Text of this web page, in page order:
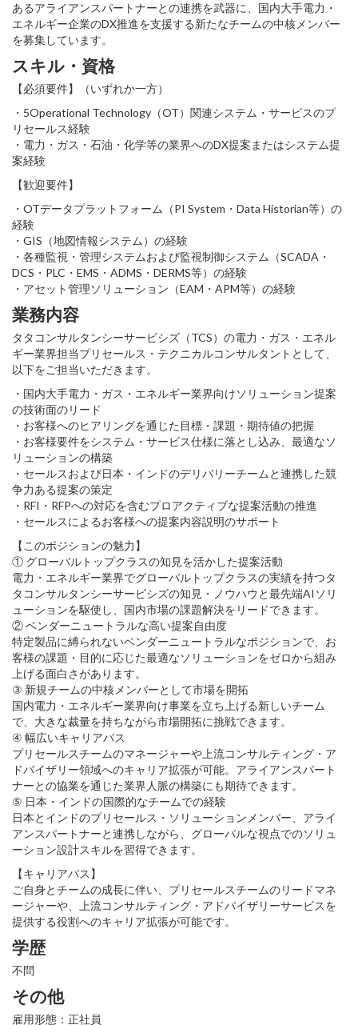
あるアライアンスパートナーとの連携を武器に、国内大手電力・
エネルギー企業のDX推進を支援する新たなチームの中核メンバー
を募集しています。
スキル・資格
【必須要件】（いずれか一方）
・5Operational Technology（OT）関連システム・サービスのプ
リセールス経験
・電力・ガス・石油・化学等の業界へのDX提案またはシステム提
案経験
【歓迎要件】
・OTデータプラットフォーム（PI System・Data Historian等）の
経験
・GIS（地図情報システム）の経験
・各種監視・管理システムおよび監視制御システム（SCADA・
DCS・PLC・EMS・ADMS・DERMS等）の経験
・アセット管理ソリューション（EAM・APM等）の経験
業務内容
タタコンサルタンシーサービシズ（TCS）の電力・ガス・エネル
ギー業界担当プリセールス・テクニカルコンサルタントとして、
以下をご担当いただきます。
・国内大手電力・ガス・エネルギー業界向けソリューション提案
の技術面のリード
・お客様へのヒアリングを通じた目標・課題・期待値の把握
・お客様要件をシステム・サービス仕様に落とし込み、最適なソ
リューションの構築
・セールスおよび日本・インドのデリバリーチームと連携した競
争力ある提案の策定
・RFI・RFPへの対応を含むプロアクティブな提案活動の推進
・セールスによるお客様への提案内容説明のサポート
【このポジションの魅力】
① グローバルトップクラスの知見を活かした提案活動
電力・エネルギー業界でグローバルトップクラスの実績を持つタ
タコンサルタンシーサービシズの知見・ノウハウと最先端AIソリ
ューションを駆使し、国内市場の課題解決をリードできます。
② ベンダーニュートラルな高い提案自由度
特定製品に縛られないベンダーニュートラルなポジションで、お
客様の課題・目的に応じた最適なソリューションをゼロから組み
上げる面白さがあります。
③ 新規チームの中核メンバーとして市場を開拓
国内電力・エネルギー業界向け事業を立ち上げる新しいチーム
で、大きな裁量を持ちながら市場開拓に挑戦できます。
④ 幅広いキャリアパス
プリセールスチームのマネージャーや上流コンサルティング・ア
ドバイザリー領域へのキャリア拡張が可能。アライアンスパート
ナーとの協業を通じた業界人脈の構築にも期待できます。
⑤ 日本・インドの国際的なチームでの経験
日本とインドのプリセールス・ソリューションメンバー、アライ
アンスパートナーと連携しながら、グローバルな視点でのソリュ
ーション設計スキルを習得できます。
【キャリアパス】
ご自身とチームの成長に伴い、プリセールスチームのリードマネ
ージャーや、上流コンサルティング・アドバイザリーサービスを
提供する役割へのキャリア拡張が可能です。
学歴
不問
その他
雇用形態：正社員